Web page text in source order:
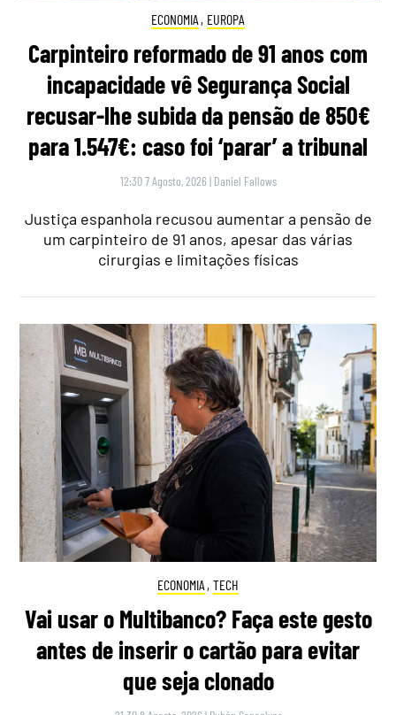
ECONOMIA , EUROPA
Carpinteiro reformado de 91 anos com
incapacidade vê Segurança Social
recusar-lhe subida da pensão de 850€
para 1.547€: caso foi ‘parar’ a tribunal
12:30 7 Agosto, 2026 | Daniel Fallows
Justiça espanhola recusou aumentar a pensão de
um carpinteiro de 91 anos, apesar das várias
cirurgias e limitações físicas
ECONOMIA , TECH
Vai usar o Multibanco? Faça este gesto
antes de inserir o cartão para evitar
que seja clonado